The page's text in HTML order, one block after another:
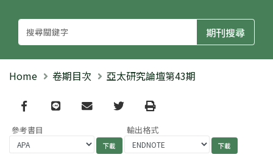
Home 卷期目次 亞太研究論壇第43期
Facebook
line email TwitterPrint
參考書目 輸出格式